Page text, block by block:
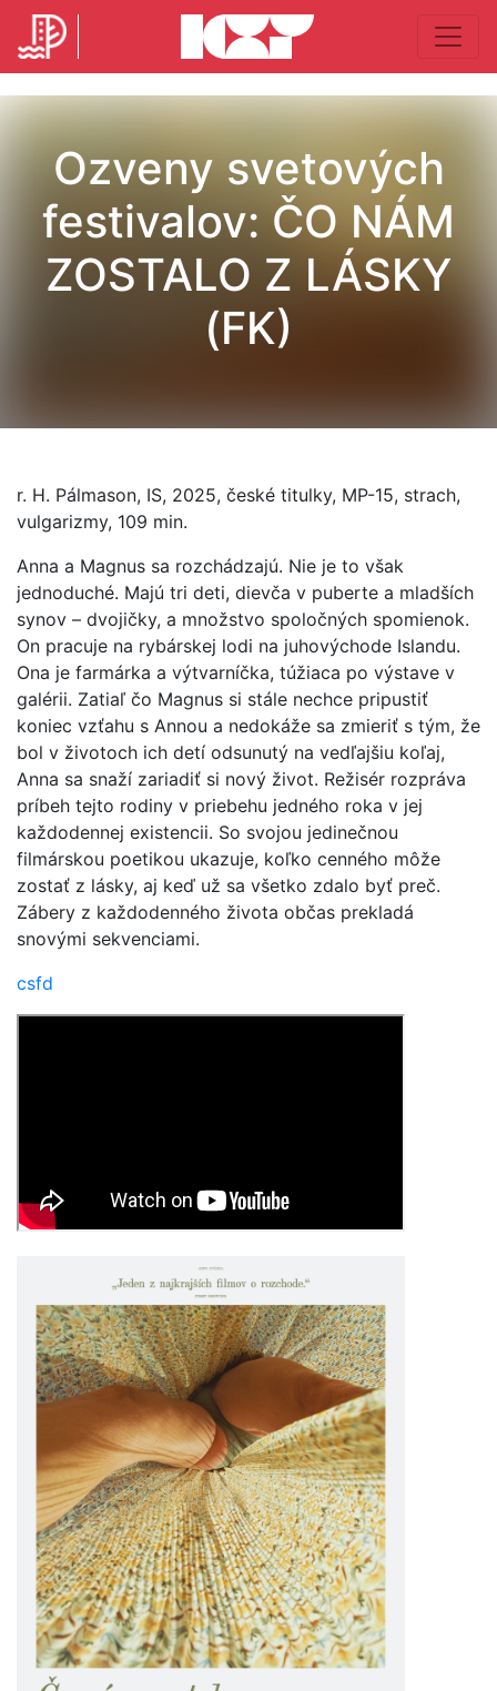
Ozveny svetových
festivalov: ČO NÁM
ZOSTALO Z LÁSKY
(FK)
r. H. Pálmason, IS, 2025, české titulky, MP-15, strach,
vulgarizmy, 109 min.
Anna a Magnus sa rozchádzajú. Nie je to však
jednoduché. Majú tri deti, dievča v puberte a mladších
synov – dvojičky, a množstvo spoločných spomienok.
On pracuje na rybárskej lodi na juhovýchode Islandu.
Ona je farmárka a výtvarníčka, túžiaca po výstave v
galérii. Zatiaľ čo Magnus si stále nechce pripustiť
koniec vzťahu s Annou a nedokáže sa zmieriť s tým, že
bol v životoch ich detí odsunutý na vedľajšiu koľaj,
Anna sa snaží zariadiť si nový život. Režisér rozpráva
príbeh tejto rodiny v priebehu jedného roka v jej
každodennej existencii. So svojou jedinečnou
filmárskou poetikou ukazuje, koľko cenného môže
zostať z lásky, aj keď už sa všetko zdalo byť preč.
Zábery z každodenného života občas prekladá
snovými sekvenciami.
csfd